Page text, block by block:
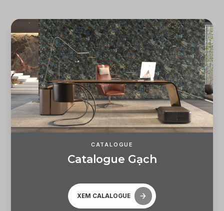
CATALOGUE
Catalogue Gạch
XEM CALALOGUE